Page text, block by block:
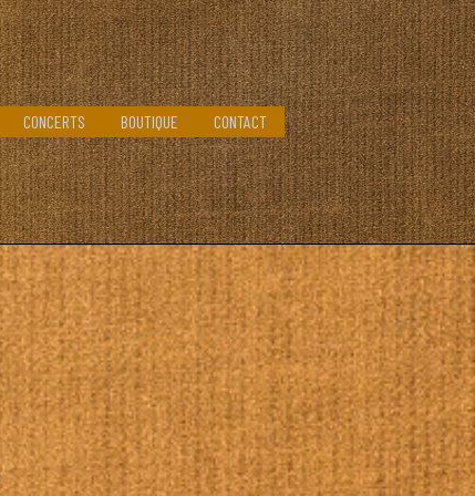
CONCERTS BOUTIQUE CONTACT